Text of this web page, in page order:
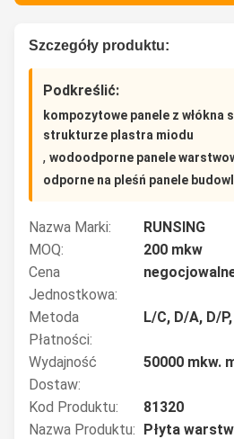
Szczegóły produktu:
Podkreślić:
kompozytowe panele z włókna
strukturze plastra miodu
, wodoodporne panele
odporne na pleśń panele
Nazwa Marki:
RUNSING
MOQ:
200 mkw
Cena
Jednostkowa:
Metoda
Płatności:
L/C, D/A, D/
Wydajność
Dostaw:
50000 mkw.
Kod Produktu:
81320
Nazwa Produktu: Płyta